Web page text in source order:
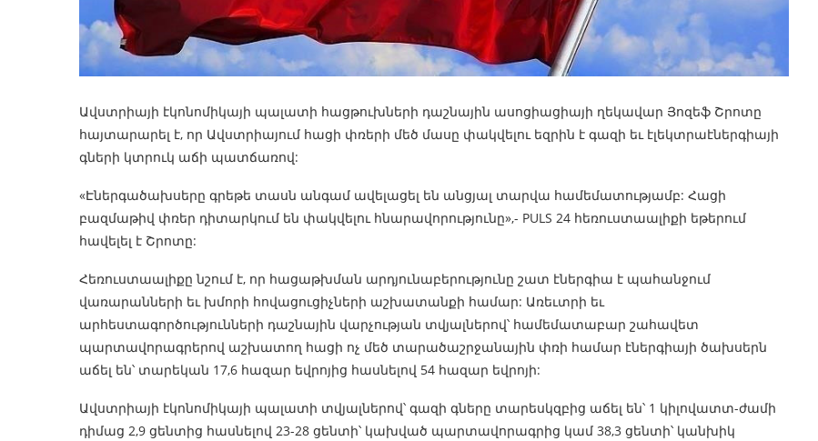
Ավստրիայի էկոնոմիկայի պալատի հացթուխների դաշնային ասոցիացիայի ղեկավար Յոզեֆ Շրոտը
հայտարարել է, որ Ավստրիայում հացի փռերի մեծ մասը փակվելու եզրին է գազի եւ էլեկտրաէներգիայի
գների կտրուկ աճի պատճառով:
«Էներգածախսերը գրեթե տասն անգամ ավելացել են անցյալ տարվա համեմատությամբ: Հացի
բազմաթիվ փռեր դիտարկում են փակվելու հնարավորությունը»,- PULS 24 հեռուստաալիքի եթերում
հավելել է Շրոտը:
Հեռուստաալիքը նշում է, որ հացաթխման արդյունաբերությունը շատ էներգիա է պահանջում
վառարանների եւ խմորի հովացուցիչների աշխատանքի համար: Առեւտրի եւ
արհեստագործությունների դաշնային վարչության տվյալներով՝ համեմատաբար շահավետ
պարտավորագրերով աշխատող հացի ոչ մեծ տարածաշրջանային փռի համար էներգիայի ծախսերն
աճել են՝ տարեկան 17,6 հազար եվրոյից հասնելով 54 հազար եվրոյի:
Ավստրիայի էկոնոմիկայի պալատի տվյալներով՝ գազի գները տարեսկզբից աճել են՝ 1 կիլովատտ-ժամի
դիմաց 2,9 ցենտից հասնելով 23-28 ցենտի՝ կախված պարտավորագրից կամ 38,3 ցենտի՝ կանխիկ